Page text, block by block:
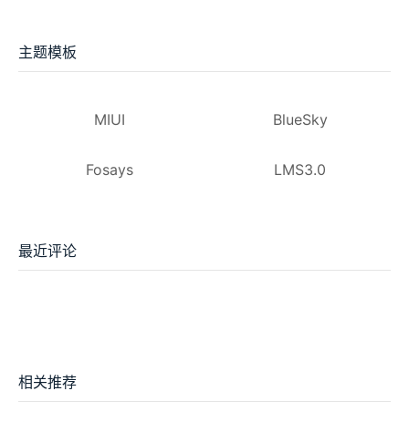
主题模板
MIUI BlueSky
Fosays LMS3.0
最近评论
相关推荐